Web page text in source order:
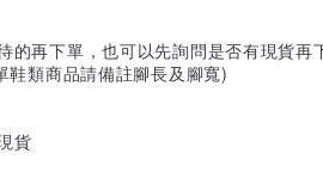
的再下單，也可以先詢問是否有現貨再
類商品請備註腳長及腳寬)
貨